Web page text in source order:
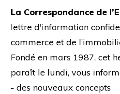
La Correspondance de
lettre d'information
commerce et de
Fondé en mars 1987, cet
paraît le lundi, vous
- des nouveaux concepts